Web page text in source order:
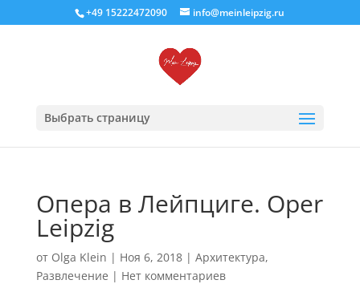
+49 15222472090 info@meinleipzig.ru
Выбрать страницу
Опера в Лейпциге. Oper
Leipzig
от Olga Klein | Ноя 6, 2018| Архитектура,
Развлечение | Нет комментариев